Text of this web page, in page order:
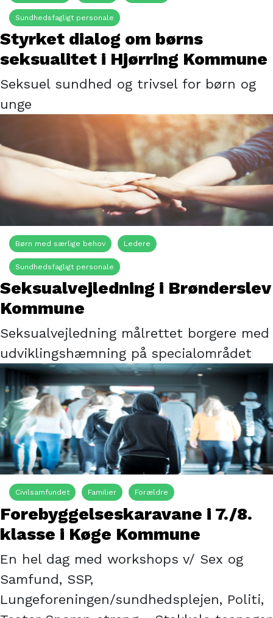
Sundhedsfagligt personale
Styrket dialog om børns
seksualitet i Hjørring Kommune
Seksuel sundhed og trivsel for børn og
unge
Børn med særlige behov Ledere
Sundhedsfagligt personale
Seksualvejledning i Brønderslev
Kommune
Seksualvejledning målrettet borgere med
udviklingshæmning på specialområdet
Civilsamfundet Familier Forældre
Forebyggelseskaravane i 7./8.
klasse i Køge Kommune
En hel dag med workshops v/ Sex og
Samfund, SSP,
Lungeforeningen/sundhedsplejen, Politi,